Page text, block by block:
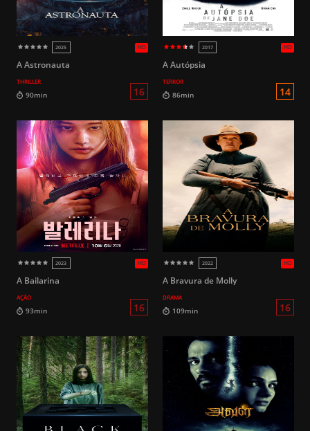
2018
2023
100min 152min
A Astronauta
THRILLER
A Autópsia
TERROR
A Bailarina
AÇÃO
A Bravura de Molly
DRAMA